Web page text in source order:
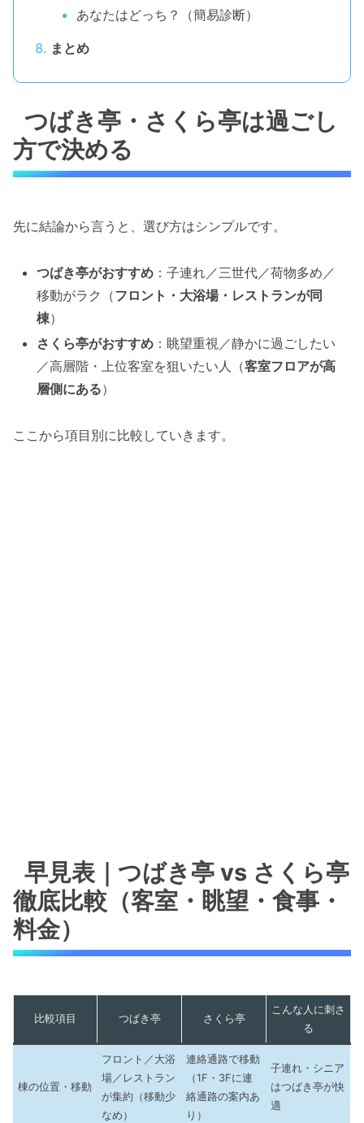
あなたはどっち？（簡易診断）
まとめ
つばき亭・さくら亭は過ごし
方で決める
先に結論から言うと、選び方はシンプルです。
つばき亭がおすすめ ：子連れ／三世代／荷物多め／
移動がラク（フロント・大浴場・レストランが同
棟）
さくら亭がおすすめ ：眺望重視／静かに過ごしたい
／高層階・上位客室を狙いたい人（客室フロアが高
層側にある）
ここから項目別に比較していきます。
早見表｜つばき亭 vs さくら亭
徹底比較（客室・眺望・食事・
料金）
比較項目 つばき亭 さくら亭
こんな人に刺さ
る
棟の位置・移動
フロント／大浴
場／レストラン
が集約（移動少
なめ）
連絡通路で移動
（1F・3Fに連
絡通路の案内あ
り）
子連れ・シニア
はつばき亭が快
適